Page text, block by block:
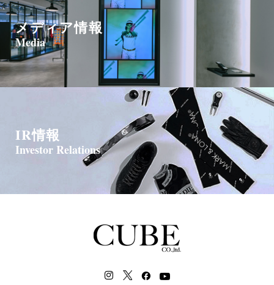
メディア情報
Media
IR情報
Investor Relations